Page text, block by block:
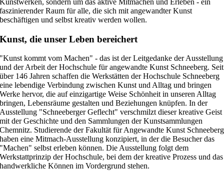
Kunstwerken, sondern um das aktive Mitmachen und Erleben - ein
faszinierender Raum für alle, die sich mit angewandter Kunst
beschäftigen und selbst kreativ werden wollen.
Kunst, die unser Leben bereichert
"Kunst kommt vom Machen" - das ist der Leitgedanke der Ausstellung
und der Arbeit der Hochschule für angewandte Kunst Schneeberg. Seit
über 146 Jahren schaffen die Werkstätten der Hochschule Schneeberg
eine lebendige Verbindung zwischen Kunst und Alltag und bringen
Werke hervor, die auf einzigartige Weise Schönheit in unseren Alltag
bringen, Lebensräume gestalten und Beziehungen knüpfen.In der
Ausstellung "Schneeberger Geflecht" verschmilzt dieser kreative Geist
mit der Geschichte und den Sammlungen der Kunstsammlungen
Chemnitz. Studierende der Fakultät für Angewandte Kunst Schneeberg
haben eine Mitmach-Ausstellung konzipiert, in der die Besucher das
"Machen" selbst erleben können. Die Ausstellung folgt dem
Werkstattprinzip der Hochschule, bei dem der kreative Prozess und das
handwerkliche Können im Vordergrund stehen.